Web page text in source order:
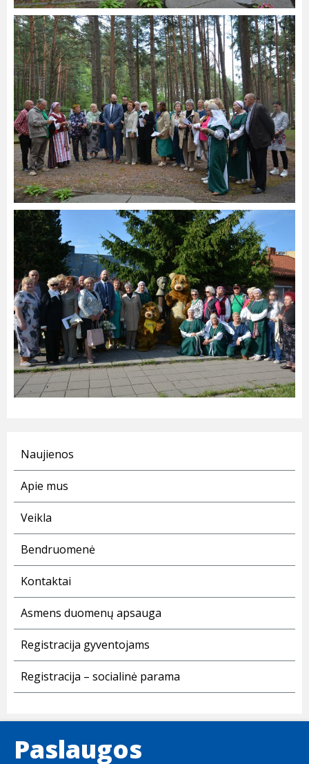
Naujienos
Apie mus
Veikla
Bendruomenė
Kontaktai
Asmens duomenų apsauga
Registracija gyventojams
Registracija – socialinė parama
Paslaugos